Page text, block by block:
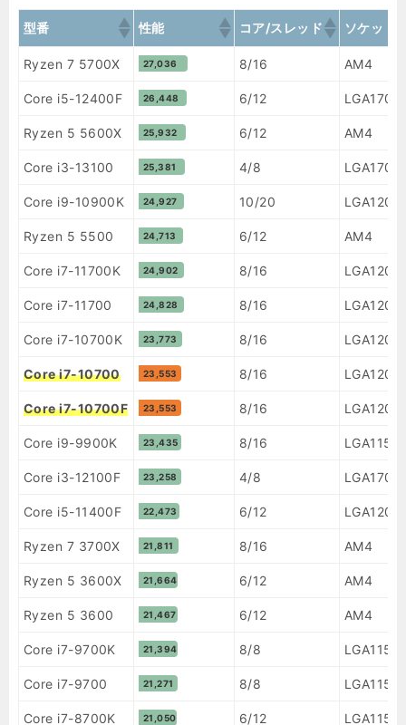
型番 性能 コア/スレッド
ソケット
型番
性能 コア/スレッド ソケット
Ryzen 7 5700X 27,036 8/16 AM4
Core i5-12400F 26,448 6/12 LGA1700
Ryzen 5 5600X 25,932 6/12 AM4
Core i3-13100 25,381 4/8 LGA1700
Core i9-10900K 24,927 10/20 LGA1200
Ryzen 5 5500 24,713 6/12 AM4
Core i7-11700K 24,902 8/16 LGA1200
Core i7-11700 24,828 8/16 LGA1200
Core i7-10700K 23,773 8/16 LGA1200
Core i7-10700 23,553 8/16 LGA1200
Core i7-10700F 23,553 8/16 LGA1200
Core i9-9900K 23,435 8/16 LGA1151
Core i3-12100F 23,258 4/8 LGA1700
Core i5-11400F 22,473 6/12 LGA1200
Ryzen 7 3700X 21,811 8/16 AM4
Ryzen 5 3600X 21,664 6/12 AM4
Ryzen 5 3600 21,467 6/12 AM4
Core i7-9700K 21,394 8/8 LGA1151
Core i7-9700 21,271 8/8 LGA1151
Core i7-8700K 21,050 6/12 LGA1151